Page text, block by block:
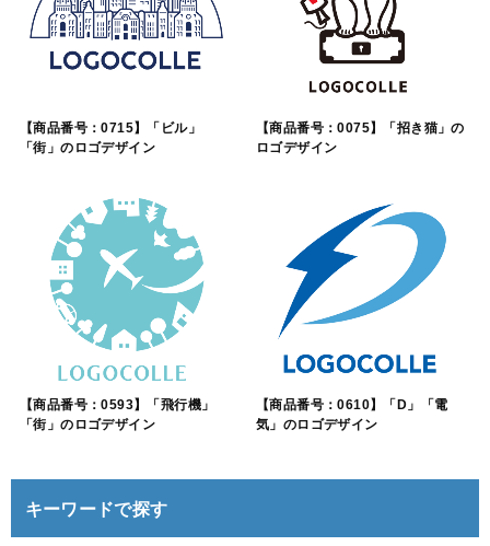
【商品番号：0715】「ビル」
「街」のロゴデザイン
【商品番号：0075】「招き猫」の
ロゴデザイン
【商品番号：0593】「飛行機」
「街」のロゴデザイン
【商品番号：0610】「D」「電
気」のロゴデザイン
キーワードで探す